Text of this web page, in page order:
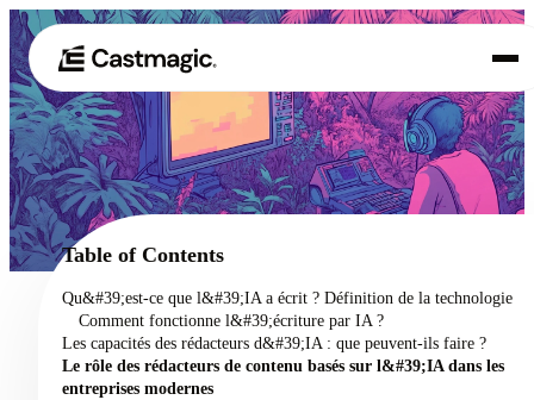
01 Produit
02 Cas d'utilisation
Tarification
À propos de nous
Table of Contents
Qu&#39;est-ce que l&#39;IA a écrit ? Définition de la technologie
Comment fonctionne l&#39;écriture par IA ?
Les capacités des rédacteurs d&#39;IA : que peuvent-ils faire ?
Le rôle des rédacteurs de contenu basés sur l&#39;IA dans les
entreprises modernes